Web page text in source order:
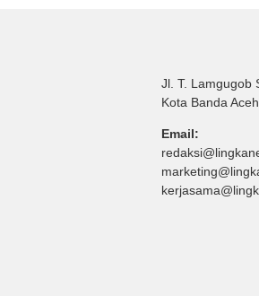
Jl. T. Lamgugob
Kota Banda
Email: